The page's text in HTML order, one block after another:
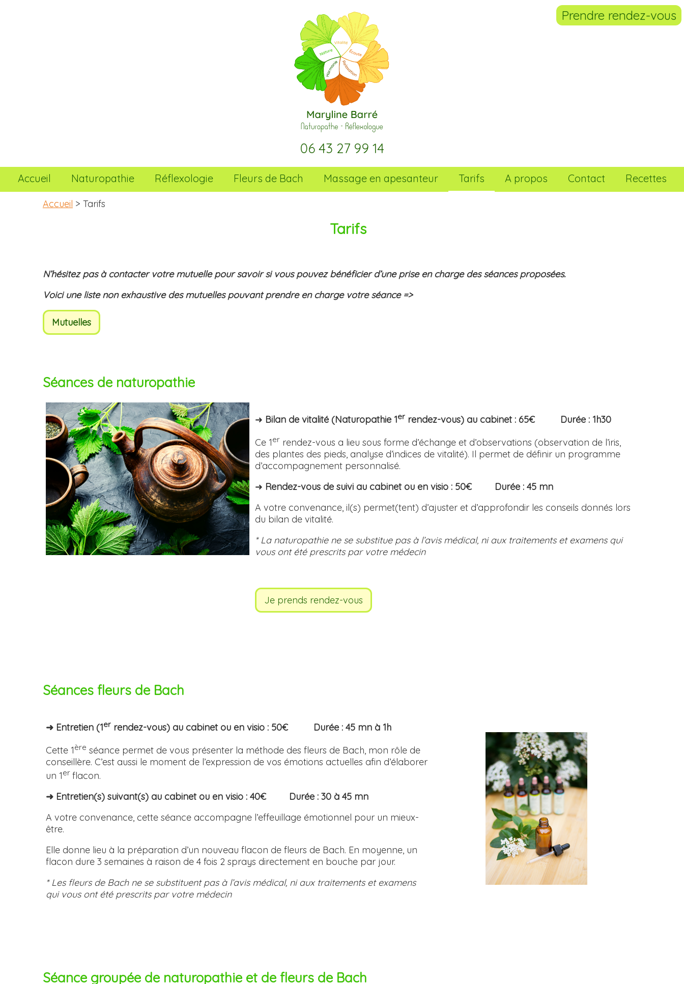
Prendre rendez-vous
06 43 27 99 14
Accueil Naturopathie Réflexologie Fleurs de Bach Massage en apesanteur Tarifs A propos Contact Recettes
Accueil > Tarifs
Tarifs
N’hésitez pas à contacter votre mutuelle pour savoir si vous pouvez bénéficier d’une prise en charge des séances proposées.
Voici une liste non exhaustive des mutuelles pouvant prendre en charge votre séance =>
Mutuelles
Séances de naturopathie
➜ Bilan de vitalité (Naturopathie 1er rendez-vous) au cabinet : 65€ Durée : 1h30
Ce 1er rendez-vous a lieu sous forme d’échange et d’observations (observation de l’iris,
des plantes des pieds, analyse d’indices de vitalité). Il permet de définir un programme
d’accompagnement personnalisé.
➜ Rendez-vous de suivi au cabinet ou en visio : 50€ Durée : 45 mn
A votre convenance, il(s) permet(tent) d’ajuster et d’approfondir les conseils donnés lors
du bilan de vitalité.
* La naturopathie ne se substitue pas à l’avis médical, ni aux traitements et examens qui
vous ont été prescrits par votre médecin
Je prends rendez-vous
Séances fleurs de Bach
➜ Entretien (1errendez-vous) au cabinet ou en visio : 50€ Durée : 45 mn à 1h
Cette 1ère séance permet de vous présenter la méthode des fleurs de Bach, mon rôle de
conseillère. C’est aussi le moment de l’expression de vos émotions actuelles afin d’élaborer
un 1er flacon.
➜ Entretien(s) suivant(s) au cabinet ou en visio : 40€ Durée : 30 à 45 mn
A votre convenance, cette séance accompagne l’effeuillage émotionnel pour un mieux-
être.
Elle donne lieu à la préparation d’un nouveau flacon de fleurs de Bach. En moyenne, un
flacon dure 3 semaines à raison de 4 fois 2 sprays directement en bouche par jour.
* Les fleurs de Bach ne se substituent pas à l’avis médical, ni aux traitements et examens
qui vous ont été prescrits par votre médecin
Séance groupée de naturopathie et de fleurs de Bach